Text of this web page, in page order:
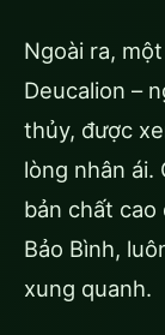
Ngoài ra,
Deucalion –
thủy, được
lòng nhân ái.
bản chất cao
Bảo Bình,
xung quanh.